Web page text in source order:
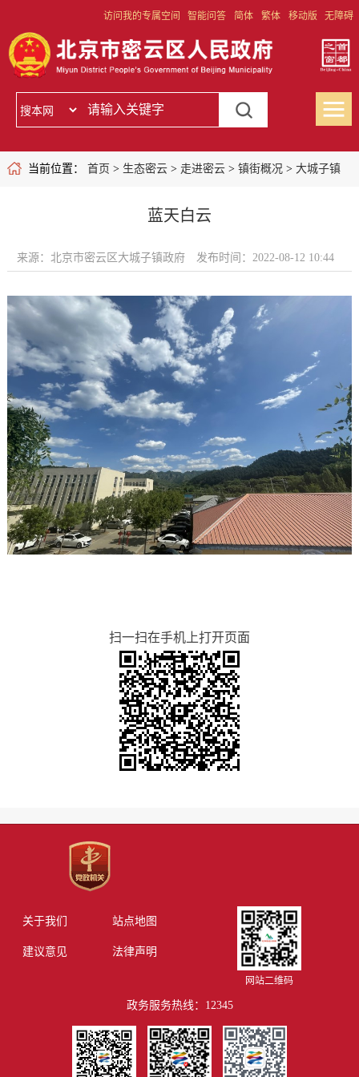
访问我的专属空间 智能问答 简体 繁体 移动版 无障碍
当前位置： 首页 > 生态密云> 走进密云> 镇街概况 > 大城子镇
蓝天白云
来源：北京市密云区大城子镇政府 发布时间：2022-08-12 10:44
扫一扫在手机上打开页面
关于我们 站点地图
建议意见 法律声明
网站二维码
政务服务热线：12345